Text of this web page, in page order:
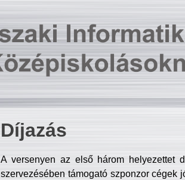
Díjazás
A versenyen az első három helyezettet
szervezésében támogató szponzor cégek